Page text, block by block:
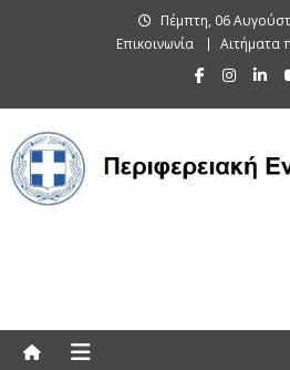
Πέμπτη, 06
Επικοινωνία
Αιτήματα